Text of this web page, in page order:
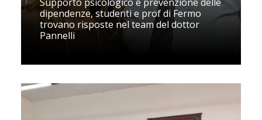
dipendenze, studenti e prof di Fermo
trovano risposte nel team del dottor
Pannelli